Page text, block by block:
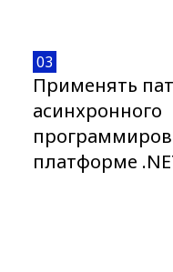
03
Применять
асинхронного
платформе